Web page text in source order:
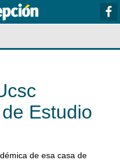
Estudio
de esa casa de